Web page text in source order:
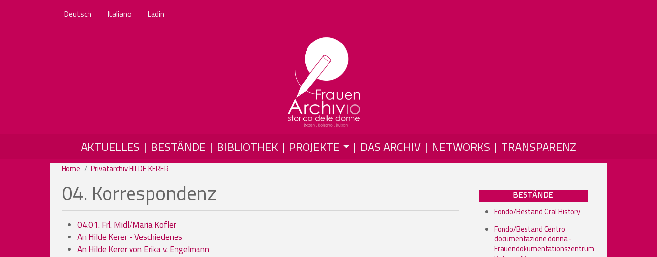
Deutsch Italiano Ladin
MAIN NAVIGATION
AKTUELLES BESTÄNDE BIBLIOTHEK PROJEKTE DAS ARCHIV NETWORKS TRANSPARENZ
Home Privatarchiv HILDE KERER
04. Korrespondenz
04.01. Frl. Midl/Maria Kofler
An Hilde Kerer - Veschiedenes
An Hilde Kerer von Erika v. Engelmann
BESTÄNDE
Fondo/Bestand Oral History
Fondo/Bestand Centro
documentazione donna -
Frauendokumentationszentrum